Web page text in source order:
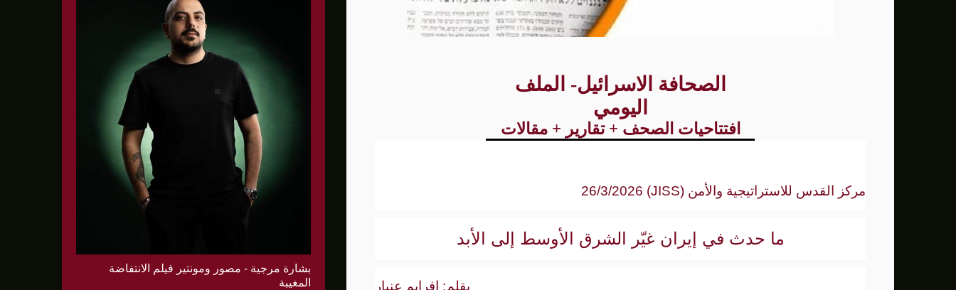
زامير: أضعفنا حماس بشكل كبير وغيّرنا الوضع الأمنيّ وعملياتنا الاستباقية مستمرة
بشارة مرجية - مصور ومونتير فيلم الانتفاضة المغيبة
الصحافة الاسرائيل- الملف
اليومي
افتتاحيات الصحف + تقارير + مقالات
مركز القدس للاستراتيجية والأمن (JISS
) 26/3/2026
ما حدث في إيران غيّر الشرق الأوسط إلى الأبد
بقلم: افرايم عنبار
بشارة مرجية - مصور ومونتير فيلم الانتفاضة
المغيبة